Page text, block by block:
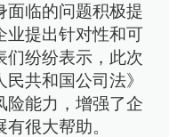
面临的问题积极提
业提出针对性和可
们纷纷表示，此次
共和国公司法》
险能力，增强了企
很大帮助。